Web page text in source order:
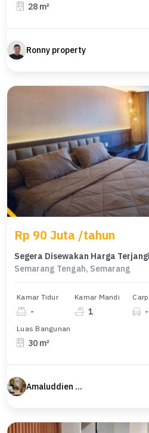
28 m²
Ronny property
Rp 90 Juta /tahun
Semarang Tengah, Semarang
Kamar Tidur
-
Kamar Mandi
1 -
Luas Bangunan
30 m²
Amaluddien Property